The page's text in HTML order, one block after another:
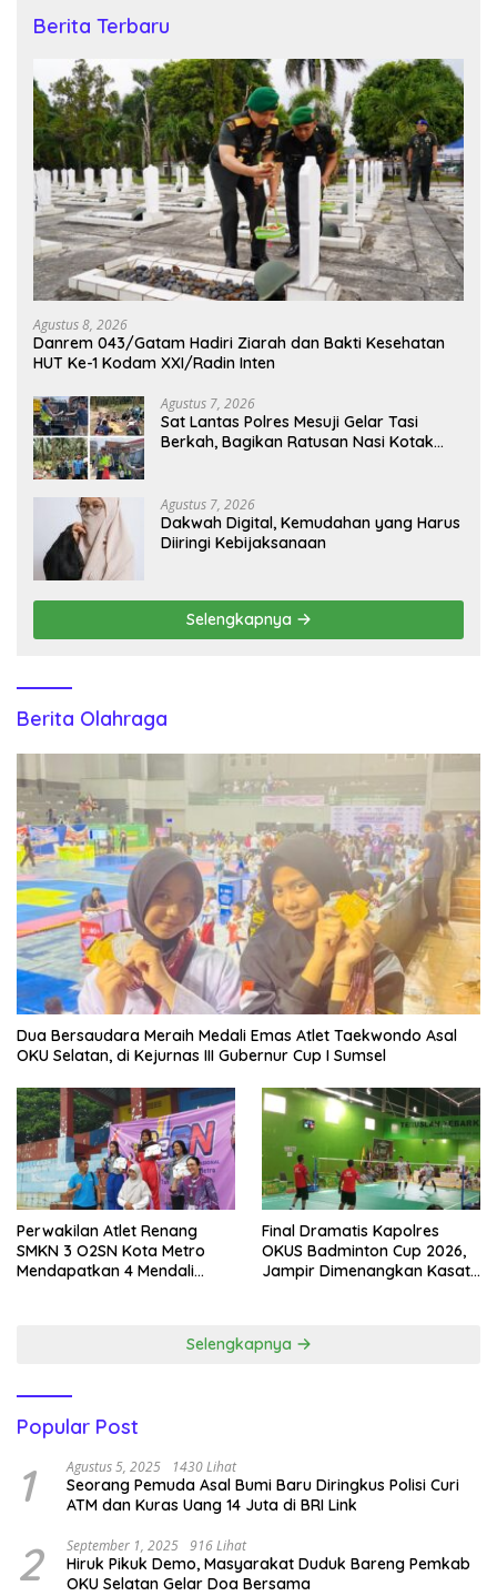
Berita Terbaru
Agustus 8, 2026
Danrem 043/Gatam Hadiri Ziarah dan Bakti Kesehatan
HUT Ke-1 Kodam XXI/Radin Inten
Agustus 7, 2026
Sat Lantas Polres Mesuji Gelar Tasi
Berkah, Bagikan Ratusan Nasi Kotak
Agustus 7, 2026
Dakwah Digital, Kemudahan yang Harus
Diiringi Kebijaksanaan
Selengkapnya
Berita Olahraga
Dua Bersaudara Meraih Medali Emas Atlet Taekwondo Asal
OKU Selatan, di Kejurnas III Gubernur Cup I Sumsel
Perwakilan Atlet Renang
SMKN 3 O2SN Kota Metro
Mendapatkan 4 Mendali
Final Dramatis Kapolres
OKUS Badminton Cup 2026,
Jampir Dimenangkan Kasat
Selengkapnya
Popular Post
1 Agustus 5, 2025 1430 Lihat
Seorang Pemuda Asal Bumi Baru Diringkus Polisi Curi
ATM dan Kuras Uang 14 Juta di BRI Link
2 September 1, 2025 916 Lihat
Hiruk Pikuk Demo, Masyarakat Duduk Bareng Pemkab
OKU Selatan Gelar Doa Bersama